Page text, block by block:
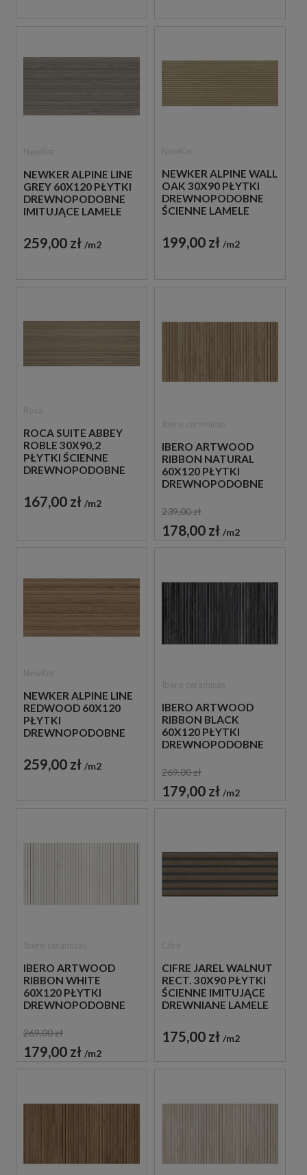
NEWKER ALPINE LINE
GREY 60X120 PŁYTKI
DREWNOPODOBNE
IMITUJĄCE LAMELE
259,00 zł m2
NEWKER ALPINE WALL
OAK 30X90 PŁYTKI
DREWNOPODOBNE
ŚCIENNE LAMELE
199,00 zł m2
ROCA SUITE ABBEY
ROBLE 30X90,2
PŁYTKI ŚCIENNE
DREWNOPODOBNE
167,00 zł m2
IBERO ARTWOOD
RIBBON NATURAL
60X120 PŁYTKI
DREWNOPODOBNE
239,00 zł
178,00 zł m2
NEWKER ALPINE LINE
REDWOOD 60X120
PŁYTKI
DREWNOPODOBNE
259,00 zł m2
IBERO ARTWOOD
RIBBON BLACK
60X120 PŁYTKI
DREWNOPODOBNE
269,00 zł
179,00 zł m2
IBERO ARTWOOD
RIBBON WHITE
60X120 PŁYTKI
DREWNOPODOBNE
269,00 zł
179,00 zł m2
CIFRE JAREL WALNUT
RECT. 30X90 PŁYTKI
ŚCIENNE IMITUJĄCE
DREWNIANE LAMELE
175,00 zł m2